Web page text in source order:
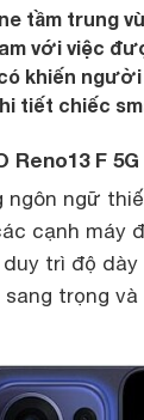
tầm trung
với việc
khiến
tiết chiếc
Reno13 F 5G
ngôn ngữ
cạnh máy
trì độ dày
trọng